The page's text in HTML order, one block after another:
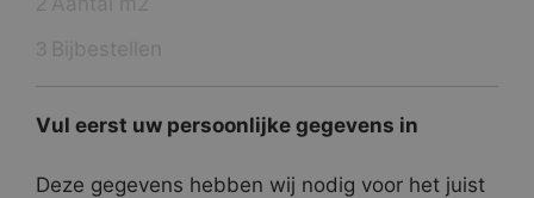
Vul eerst uw persoonlijke gegevens in
Deze gegevens hebben wij nodig voor het juist